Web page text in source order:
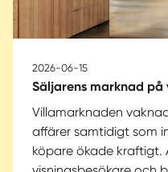
2026-06-15
Säljarens marknad
Villamarknaden
affärer samtidigt som
köpare ökade kraftigt.